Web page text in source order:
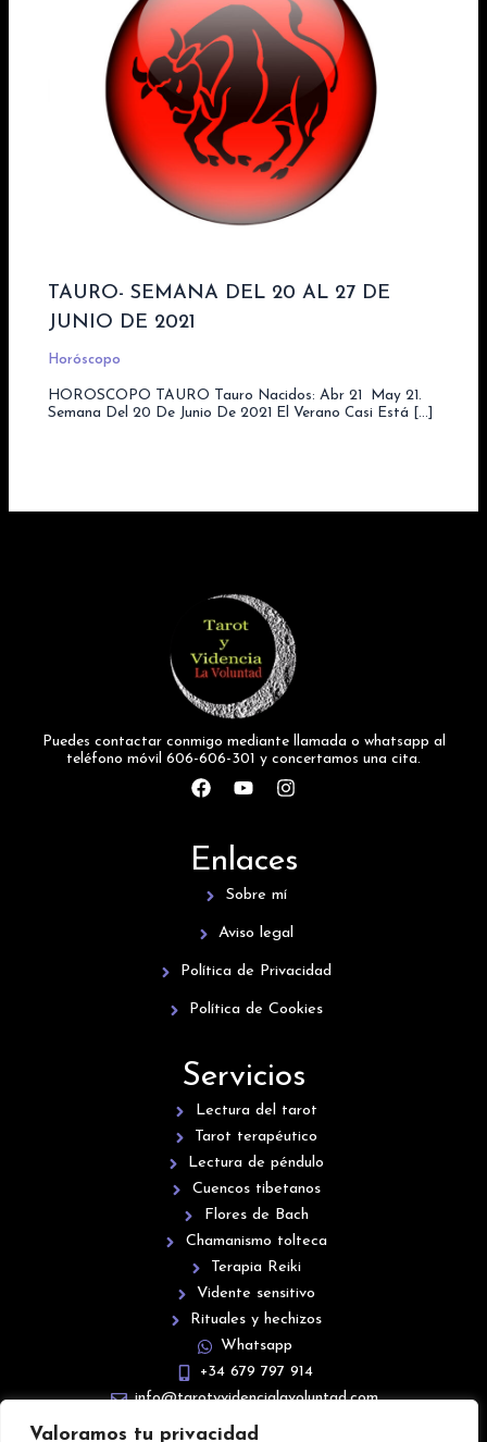
Valoramos tu privacidad
TAURO- SEMANA DEL 20 AL 27 DE
JUNIO DE 2021
Horóscopo
HOROSCOPO TAURO Tauro Nacidos: Abr 21  May 21.
Semana Del 20 De Junio De 2021 El Verano Casi Está […]
Puedes contactar conmigo mediante llamada o whatsapp al
teléfono móvil 606-606-301 y concertamos una cita.
F
a
b
o
Y
o
u
e
I
n
a
r
m
Enlaces
Sobre mí
Aviso legal
Política de Privacidad
Política de Cookies
Servicios
Lectura del tarot
Tarot terapéutico
Lectura de péndulo
Cuencos tibetanos
Flores de Bach
Chamanismo tolteca
Terapia Reiki
Vidente sensitivo
Rituales y hechizos
Whatsapp
+34 679 797 914
info@tarotyvidencialavoluntad.com